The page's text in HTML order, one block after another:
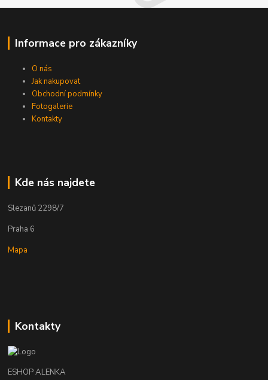
Informace pro zákazníky
O nás
Jak nakupovat
Obchodní podmínky
Fotogalerie
Kontakty
Kde nás najdete
Slezanů 2298/7
Praha 6
Mapa
Kontakty
ESHOP ALENKA